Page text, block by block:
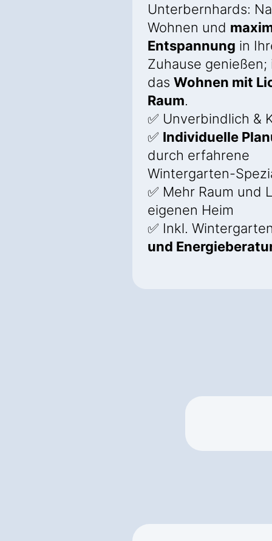
Unterbernhards:
Wohnen und
Entspannung in
Zuhause genießen;
das Wohnen mit
Raum.
✅ Unverbindlich &
✅ Individuelle
durch erfahrene
Wintergarten-
✅ Mehr Raum und
eigenen Heim
✅ Inkl.
und